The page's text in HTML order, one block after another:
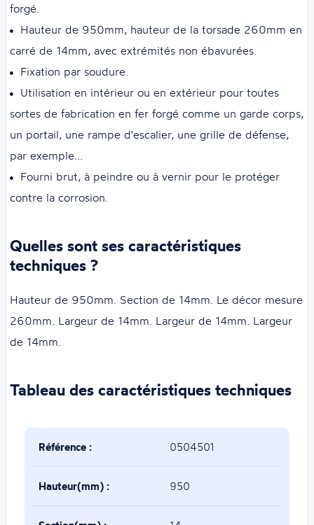
forgé.
Hauteur de 950mm, hauteur de la torsade 260mm en
carré de 14mm, avec extrémités non ébavurées.
Fixation par soudure.
Utilisation en intérieur ou en extérieur pour toutes
sortes de fabrication en fer forgé comme un garde corps,
un portail, une rampe d'escalier, une grille de défense,
par exemple...
Fourni brut, à peindre ou à vernir pour le protéger
contre la corrosion.
Quelles sont ses caractéristiques
techniques ?
Hauteur de 950mm. Section de 14mm. Le décor mesure
260mm. Largeur de 14mm. Largeur de 14mm. Largeur
de 14mm.
Tableau des caractéristiques techniques
Référence : 0504501
Hauteur(mm) : 950